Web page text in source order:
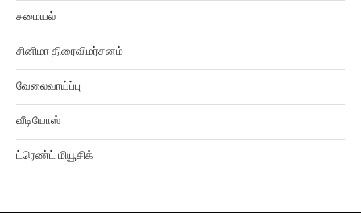
சமையல்
சினிமா திரைவிமர்சனம்
வேலைவாய்ப்பு
வீடியோஸ்
ட்ரெண்ட் மியூசிக்